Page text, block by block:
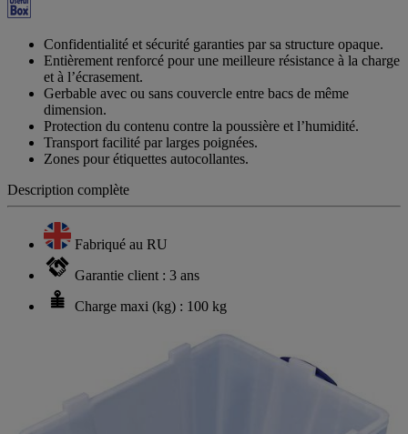
Confidentialité et sécurité garanties par sa structure opaque.
Entièrement renforcé pour une meilleure résistance à la charge
et à l’écrasement.
Gerbable avec ou sans couvercle entre bacs de même
dimension.
Protection du contenu contre la poussière et l’humidité.
Transport facilité par larges poignées.
Zones pour étiquettes autocollantes.
Description complète
Fabriqué au RU
Garantie client : 3 ans
Charge maxi (kg) : 100 kg